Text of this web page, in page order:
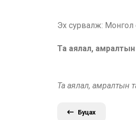
Эх сурвалж: Монгол
Та аялал, амралтын
Та аялал, амралтын
Буцах